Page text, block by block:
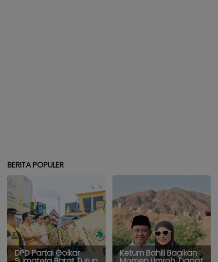
BERITA POPULER
DPD Partai Golkar Ketum Bahlil Bagikan